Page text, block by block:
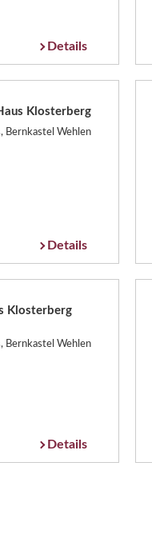
Details
Klosterberg
Bernkastel Wehlen
Details
Klosterberg
Bernkastel Wehlen
Details